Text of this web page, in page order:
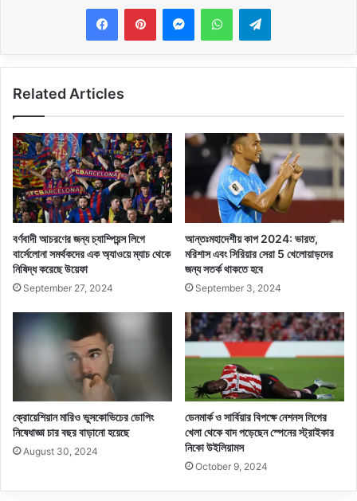
MessengerWhatsAppTelegram
Related Articles
বর্ণবাদী আচরণের জন্য চ্যাম্পিয়ন্স লিগে
বার্সেলোনা সমর্থকদের এক অ্যাওয়ে ম্যাচ থেকে
নিষিদ্ধ করেছে উয়েফা
September 27, 2024
আন্তঃমহাদেশীয় কাপ 2024: ভারত,
মরিশাস এবং সিরিয়ার সেরা 5 খেলোয়াড়দের
জন্য সতর্ক থাকতে হবে
September 3, 2024
ক্রোয়েশিয়ান মারিও ভুসকোভিচের ডোপিং
নিষেধাজ্ঞা চার বছর বাড়ানো হয়েছে
August 30, 2024
ডেনমার্ক ও সার্বিয়ার বিপক্ষে নেশনস লিগের
খেলা থেকে বাদ পড়েছেন স্পেনের স্ট্রাইকার
নিকো উইলিয়ামস
October 9, 2024